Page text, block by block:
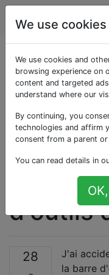
une
d'outils
28
J'ai
la barre
We use cookies
We use cookies and
browsing experience on
content and targeted
understand where our
By continuing, you
technologies and affirm
consent from a parent or
You can read details in